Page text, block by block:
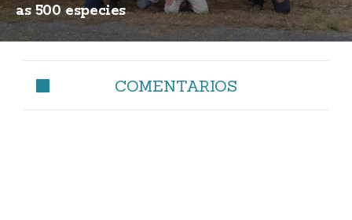
as 500 especies
COMENTARIOS